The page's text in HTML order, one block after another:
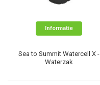
Informatie
Sea to Summit Watercell X -
Waterzak